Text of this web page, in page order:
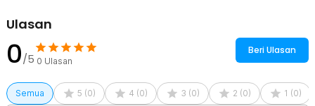
sha untuk memijat area tubuh lainnya seperti tangan, kaki, hingga
punggung. Kombinasikan gua sha dengan tekanan yang pas untuk
menghilangkan pegal setelah seharian beraktivitas.
Tak ada lagi gua sha yang rusak atau pecah saat digunakan. Produk
KUZHEN terbuat dari bahan resin tebal yang kokoh dan ringan. Anda
Ulasan
0/5 0 Ulasan
Beri Ulasan
Semua 5 (0) 4 (0) 3 (0) 2 (0) 1 (0)